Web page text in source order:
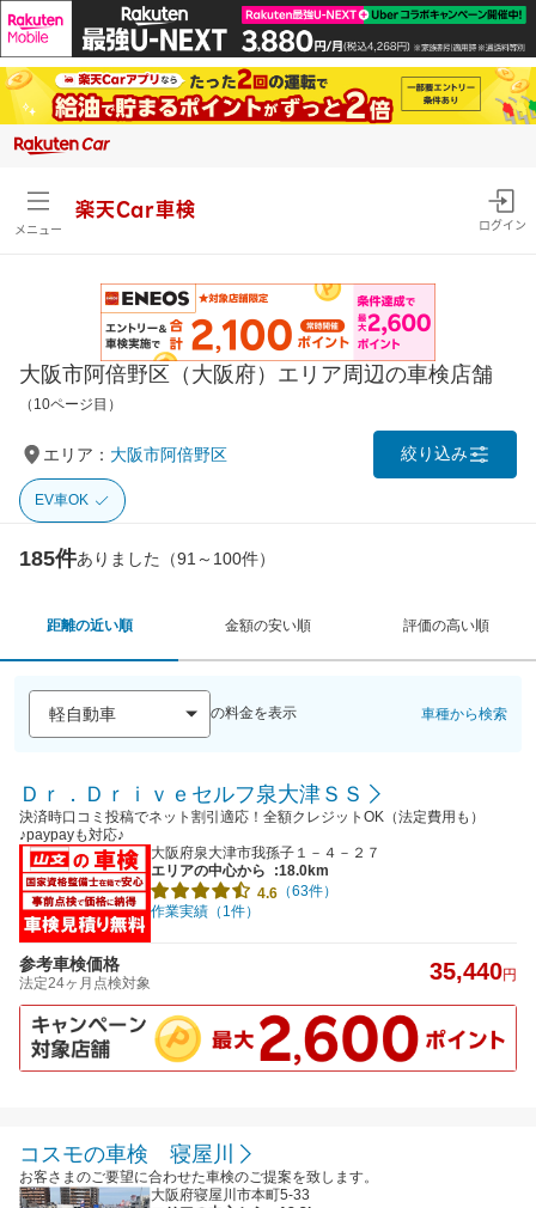
メニュー
楽天Car車検
ログイン
大阪市阿倍野区（大阪府）エリア周辺の車検店舗
（10ページ目）
エリア： 大阪市阿倍野区 絞り込み
EV車OK
185件ありました（91～100件）
距離の近い順 金額の安い順 評価の高い順
の料金を表示 車種から検索
Ｄｒ．Ｄｒｉｖｅセルフ泉大津ＳＳ
決済時口コミ投稿でネット割引適応！全額クレジットOK（法定費用も）
♪paypayも対応♪
大阪府泉大津市我孫子１－４－２７
エリアの中心から
:18.0km
4.6 （63件）
作業実績（1件）
参考車検価格
法定24ヶ月点検対象 35,440円
コスモの車検 寝屋川
お客さまのご要望に合わせた車検のご提案を致します。
大阪府寝屋川市本町5-33